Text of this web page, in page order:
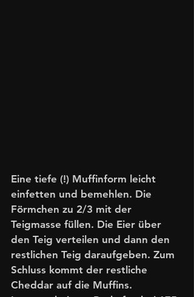
Eine tiefe (!) Muffinform leicht
einfetten und bemehlen. Die
Förmchen zu 2/3 mit der
Teigmasse füllen. Die Eier über
den Teig verteilen und dann den
restlichen Teig daraufgeben. Zum
Schluss kommt der restliche
Cheddar auf die Muffins.